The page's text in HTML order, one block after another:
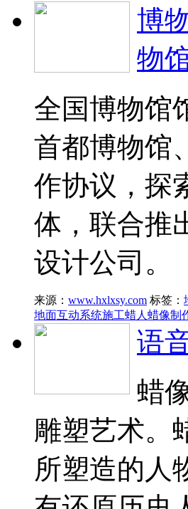
博
物
全国博物馆
首都博物馆
作协议，探
体，联合推
设计公司。
来源： www.hxlxsy.com 标签：
地面互动系统施工蜡人蜡像制
语
蜡
雕塑艺术。
所塑造的人